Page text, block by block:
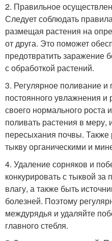
2. Правильное
Следует соблюдать
размещая растения на
от друга. Это поможет
предотвратить заражение
с обработкой растений.
3. Регулярное поливание и
постоянного увлажнения и
своего нормального роста
поливать растения в меру,
пересыхания почвы. Также
тыкву органическими и
4. Удаление сорняков и
конкурировать с тыквой
влагу, а также быть
болезней. Поэтому
междурядья и удаляйте
главного стебля.